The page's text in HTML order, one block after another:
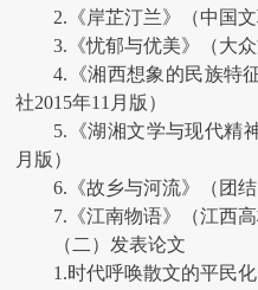
2.《岸芷汀兰》（中国
3.《忧郁与优美》（大
4.《湘西想象的民族特
社2015年11月版）
5.《湖湘文学与现代精
月版）
6.《故乡与河流》（团结
7.《江南物语》（江西
（二）发表论文
1.时代呼唤散文的平民